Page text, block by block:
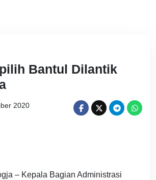
Bantul Dilantik
2020
– Kepala Bagian Administrasi